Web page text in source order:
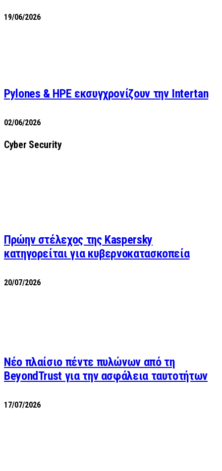
19/06/2026
Pylones & HPE εκσυγχρονίζουν την Intertan
02/06/2026
Cyber Security
Πρώην στέλεχος της Kaspersky
κατηγορείται για κυβερνοκατασκοπεία
20/07/2026
Νέο πλαίσιο πέντε πυλώνων από τη
BeyondTrust για την ασφάλεια ταυτοτήτων
17/07/2026